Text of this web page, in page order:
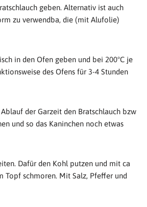
geben. Alternativ ist auch
zu verwendba, die (mit Alufolie)
in den Ofen geben und bei 200°C je
des Ofens für 3-4 Stunden
der Garzeit den Bratschlauch bzw
und so das Kaninchen noch etwas
Dafür den Kohl putzen und mit ca
Topf schmoren. Mit Salz, Pfeffer und